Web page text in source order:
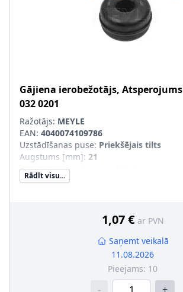
Gājiena ierobežotājs, Atsperojums
032 0201
Ražotājs: MEYLE
EAN: 4040074109786
Uzstādīšanas puse: Priekšējais tilts
Augstums [mm]: 21
ieteicama nomaiņa pa pāriem
Rādīt visu...
1,07 € ar PVN
Saņemt veikalā
11.08.2026
Pieejams: 10